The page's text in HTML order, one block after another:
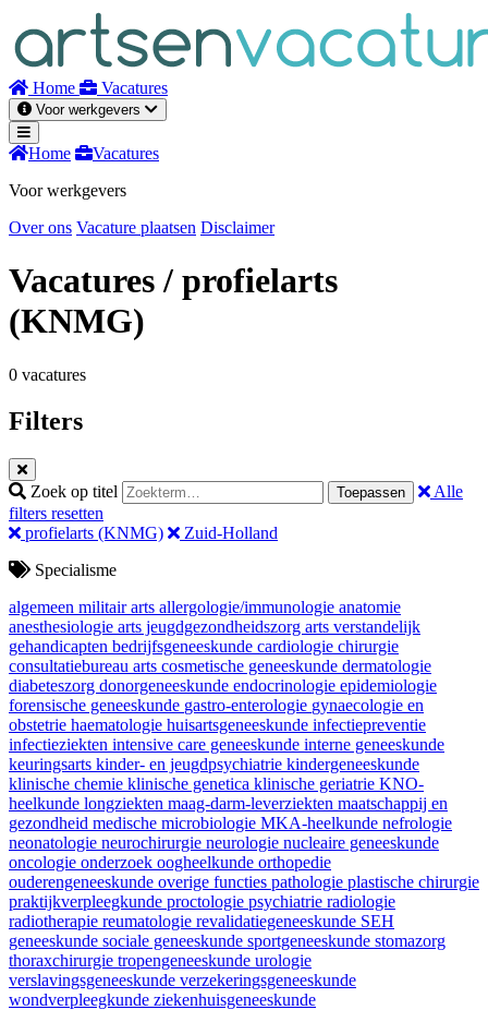
inhoud
Home Vacatures
Voor werkgevers
Home
Vacatures
Voor werkgevers
Over ons Vacature plaatsen Disclaimer
Vacatures/ profielarts
(KNMG)
0 vacatures
Filters
Zoek op titel Toepassen
Alle
filters resetten
profielarts (KNMG)
Zuid-Holland
Specialisme
algemeen militair arts allergologie/immunologie anatomie
anesthesiologie arts jeugdgezondheidszorg arts verstandelijk
gehandicapten bedrijfsgeneeskunde cardiologie chirurgie
consultatiebureau arts cosmetische geneeskunde dermatologie
diabeteszorg donorgeneeskunde endocrinologie epidemiologie
forensische geneeskunde gastro-enterologie gynaecologie en
obstetrie haematologie huisartsgeneeskunde infectiepreventie
infectieziekten intensive care geneeskunde interne geneeskunde
keuringsarts kinder- en jeugdpsychiatrie kindergeneeskunde
klinische chemie klinische genetica klinische geriatrie KNO-
heelkunde longziekten maag-darm-leverziekten maatschappij en
gezondheid medische microbiologie MKA-heelkunde nefrologie
neonatologie neurochirurgie neurologie nucleaire geneeskunde
oncologie onderzoek oogheelkunde orthopedie
ouderengeneeskunde overige functies pathologie plastische chirurgie
praktijkverpleegkunde proctologie psychiatrie radiologie
radiotherapie reumatologie revalidatiegeneeskunde SEH
geneeskunde sociale geneeskunde sportgeneeskunde stomazorg
thoraxchirurgie tropengeneeskunde urologie
verslavingsgeneeskunde verzekeringsgeneeskunde
wondverpleegkunde ziekenhuisgeneeskunde